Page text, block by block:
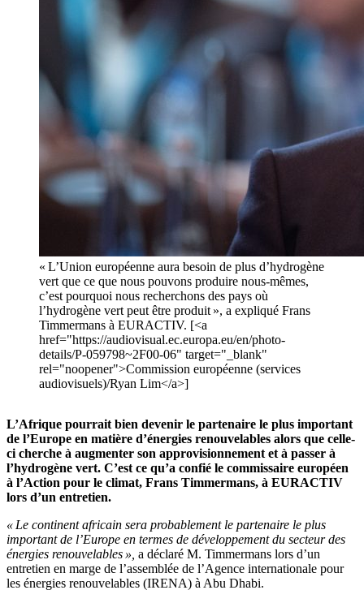
« L’Union européenne aura besoin de plus d’hydrogène
vert que ce que nous pouvons produire nous-mêmes,
c’est pourquoi nous recherchons des pays où
l’hydrogène vert peut être produit », a expliqué Frans
Timmermans à EURACTIV. [<a
href="https://audiovisual.ec.europa.eu/en/photo-
details/P-059798~2F00-06" target="_blank"
rel="noopener">Commission européenne (services
audiovisuels)/Ryan Lim</a>]
L’Afrique pourrait bien devenir le partenaire le plus important
de l’Europe en matière d’énergies renouvelables alors que celle-
ci cherche à augmenter son approvisionnement et à passer à
l’hydrogène vert. C’est ce qu’a confié le commissaire européen
à l’Action pour le climat, Frans Timmermans, à EURACTIV
lors d’un entretien.
« Le continent africain sera probablement le partenaire le plus
important de l’Europe en termes de développement du secteur des
énergies renouvelables », a déclaré M. Timmermans lors d’un
entretien en marge de l’assemblée de l’Agence internationale pour
les énergies renouvelables (IRENA) à Abu Dhabi.